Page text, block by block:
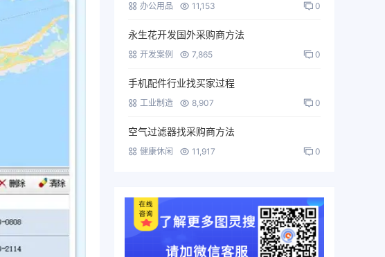
办公用品 11,153 0
永生花开发国外采购商方法
开发案例 7,865 0
手机配件行业找买家过程
工业制造 8,907 0
空气过滤器找采购商方法
健康休闲 11,917 0